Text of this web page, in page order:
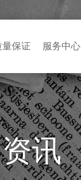
量保证 服务中心
讯